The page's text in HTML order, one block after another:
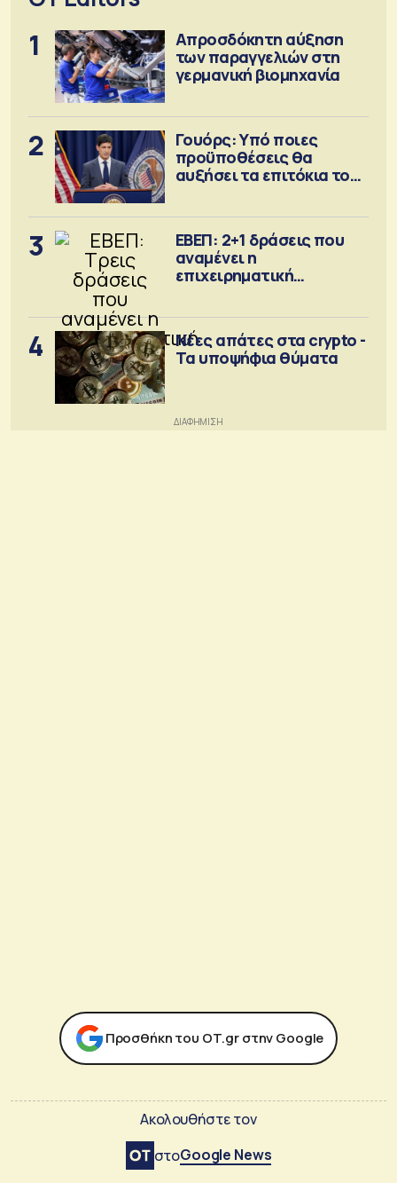
1
Απροσδόκητη αύξηση
των παραγγελιών στη
γερμανική βιομηχανία
2
Γουόρς: Υπό ποιες
προϋποθέσεις θα
αυξήσει τα επιτόκια τον
3
ΕΒΕΠ: 2+1 δράσεις που
αναμένει η
επιχειρηματική
4
Νέες απάτες στα crypto -
Τα υποψήφια θύματα
Προσθήκη του ΟΤ.gr στην Google
Ακολουθήστε τον
στοGoogle News